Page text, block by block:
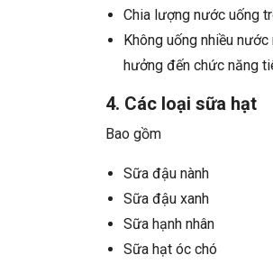
Chia lượng nước uống
Không uống nhiều
hưởng đến chức năng
4. Các loại sữa hạt
Bao gồm
Sữa đậu nành
Sữa đậu xanh
Sữa hạnh nhân
Sữa hạt óc chó